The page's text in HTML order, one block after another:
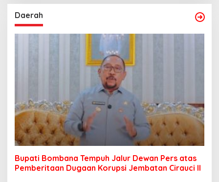
Daerah
Bupati Bombana Tempuh Jalur Dewan Pers atas
Pemberitaan Dugaan Korupsi Jembatan Cirauci II